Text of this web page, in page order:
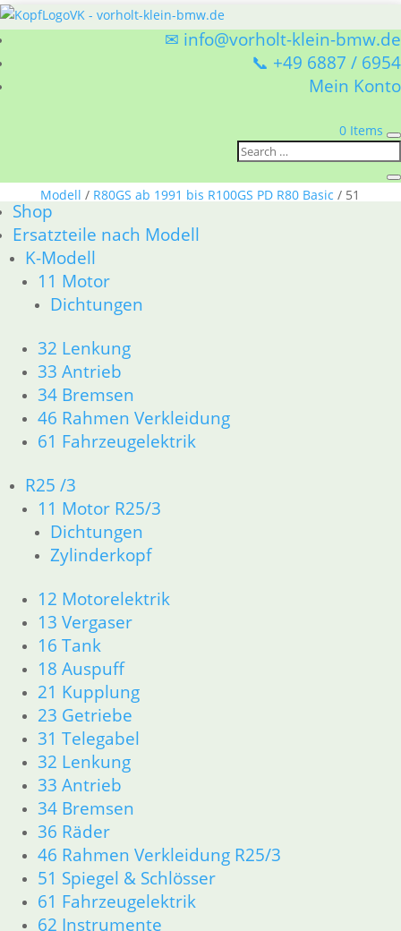
✉ info@vorholt-klein-bmw.de
📞 +49 6887 / 6954
Mein Konto
0 Items
Shop
Ersatzteile nach Modell
K-Modell
11 Motor
Dichtungen
32 Lenkung
33 Antrieb
34 Bremsen
46 Rahmen Verkleidung
61 Fahrzeugelektrik
R25 /3
11 Motor R25/3
Dichtungen
Zylinderkopf
12 Motorelektrik
13 Vergaser
16 Tank
18 Auspuff
21 Kupplung
23 Getriebe
31 Telegabel
32 Lenkung
33 Antrieb
34 Bremsen
36 Räder
46 Rahmen Verkleidung R25/3
51 Spiegel & Schlösser
61 Fahrzeugelektrik
62 Instrumente
Modell / R80GS ab 1991 bis R100GS PD R80 Basic / 51
Spiegel & Schlösser __PDR80Basic
51 Spiegel & Schlösser
__PDR80Basic
Spiegel & Schlösser __PDR80Basic
Alle 10 Ergebnisse werden angezeigt
Kotflügel R 80
GS R 100 GS
119,45€
Artikelnummer:
2322748
inkl. MwSt.
zzgl.
Versandkosten
In den
Warenkorb
Paris Dakar
197,70